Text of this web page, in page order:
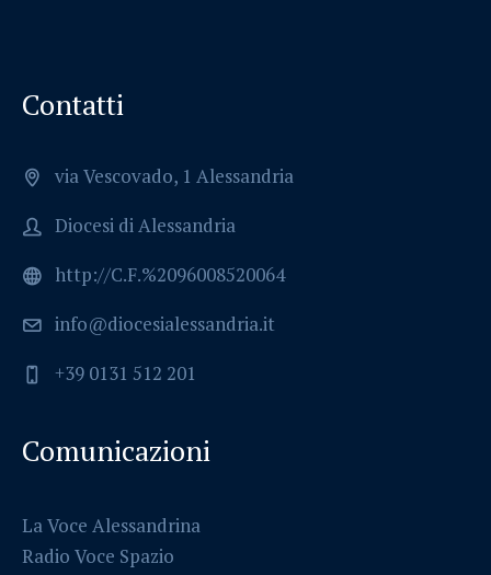
Contatti
via Vescovado, 1 Alessandria
Diocesi di Alessandria
http://C.F.%2096008520064
info@diocesialessandria.it
+39 0131 512 201
Comunicazioni
La Voce Alessandrina
Radio Voce Spazio